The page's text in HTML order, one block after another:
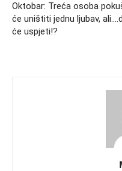
Oktobar: Treća osoba
će uništiti jednu ljubav,
će uspjeti!?